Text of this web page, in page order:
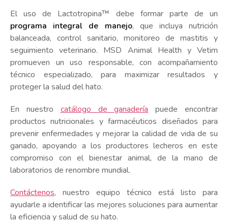
El uso de Lactotropina™ debe formar parte de un
programa integral de manejo, que incluya nutrición
balanceada, control sanitario, monitoreo de mastitis y
seguimiento veterinario. MSD Animal Health y Vetim
promueven un uso responsable, con acompañamiento
técnico especializado, para maximizar resultados y
proteger la salud del hato.
En nuestro catálogo de ganadería puede encontrar
productos nutricionales y farmacéuticos diseñados para
prevenir enfermedades y mejorar la calidad de vida de su
ganado, apoyando a los productores lecheros en este
compromiso con el bienestar animal, de la mano de
laboratorios de renombre mundial.
Contáctenos, nuestro equipo técnico está listo para
ayudarle a identificar las mejores soluciones para aumentar
la eficiencia y salud de su hato.